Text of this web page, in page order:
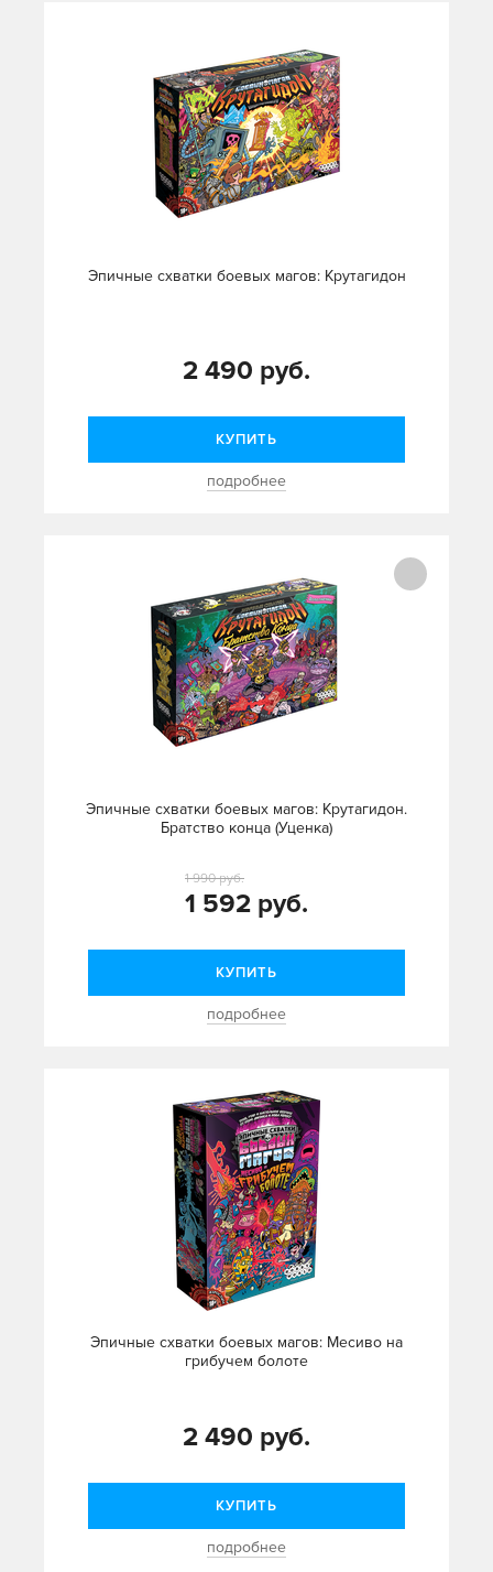
Эпичные схватки боевых магов: Крутагидон
2 490 руб.
КУПИТЬ
подробнее
Эпичные схватки боевых магов: Крутагидон.
Братство конца (Уценка)
1 592 руб.
1 990 руб.
КУПИТЬ
подробнее
Эпичные схватки боевых магов: Месиво на
грибучем болоте
2 490 руб.
КУПИТЬ
подробнее